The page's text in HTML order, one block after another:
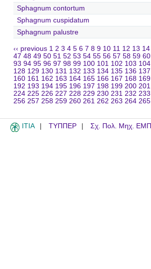
Sphagnum contortum
Sphagnum cuspidatum
Sphagnum palustre
‹‹ previous 1 2 3 4 5 6 7 8 9 10 11 12 13 14
47 48 49 50 51 52 53 54 55 56 57 58 59 60
93 94 95 96 97 98 99 100 101 102 103 104
128 129 130 131 132 133 134 135 136 137
160 161 162 163 164 165 166 167 168 169
192 193 194 195 196 197 198 199 200 201
224 225 226 227 228 229 230 231 232 233
256 257 258 259 260 261 262 263 264 265
ITIA ΤΥΠΠΕΡ Σχ. Πολ. Μηχ. ΕΜΠ